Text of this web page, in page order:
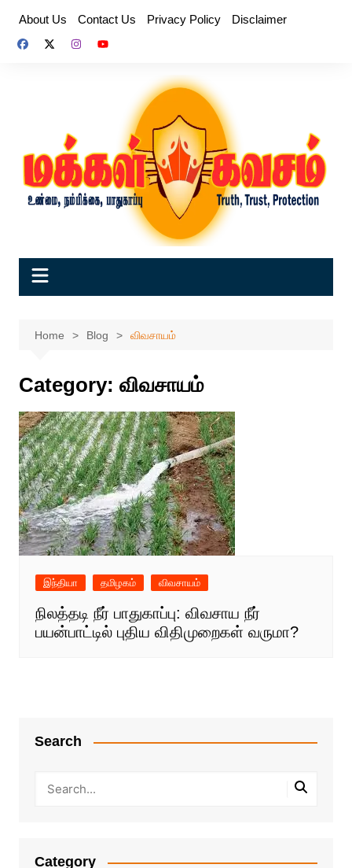
content
About Us Contact Us Privacy Policy Disclaimer
Home Blog விவசாயம்
Category: விவசாயம்
இந்தியா தமிழகம் விவசாயம்
நிலத்தடி நீர் பாதுகாப்பு: விவசாய நீர்
பயன்பாட்டில் புதிய விதிமுறைகள் வருமா?
Search
Category